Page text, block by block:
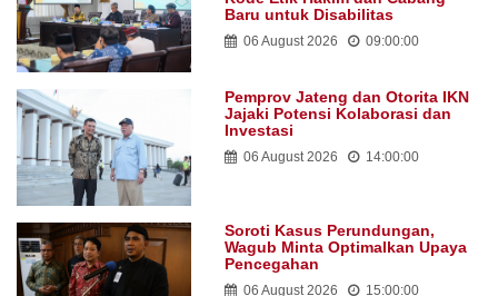
Baru untuk Disabilitas
06 August 2026 09:00:00
Pemprov Jateng dan Otorita IKN
Jajaki Potensi Kolaborasi dan
Investasi
06 August 2026 14:00:00
Soroti Kasus Perundungan,
Wagub Minta Optimalkan Upaya
Pencegahan
06 August 2026 15:00:00